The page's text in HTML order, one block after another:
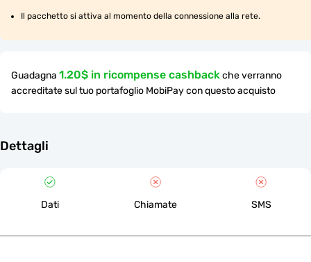
Il pacchetto si attiva al momento della connessione alla rete.
Guadagna 1.20$ in ricompense cashbackche verranno
accreditate sul tuo portafoglio MobiPay con questo acquisto
Dettagli
Dati Chiamate SMS